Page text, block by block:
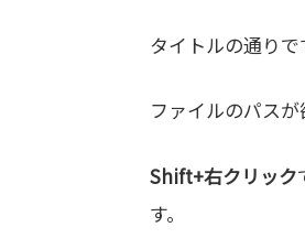
タイトルの通りで
ファイルのパス
Shift+右クリック
す。